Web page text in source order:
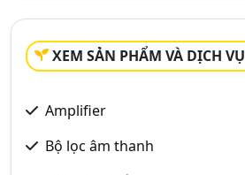
XEM SẢN PHẨM VÀ DỊCH
Amplifier
Bộ lọc âm thanh